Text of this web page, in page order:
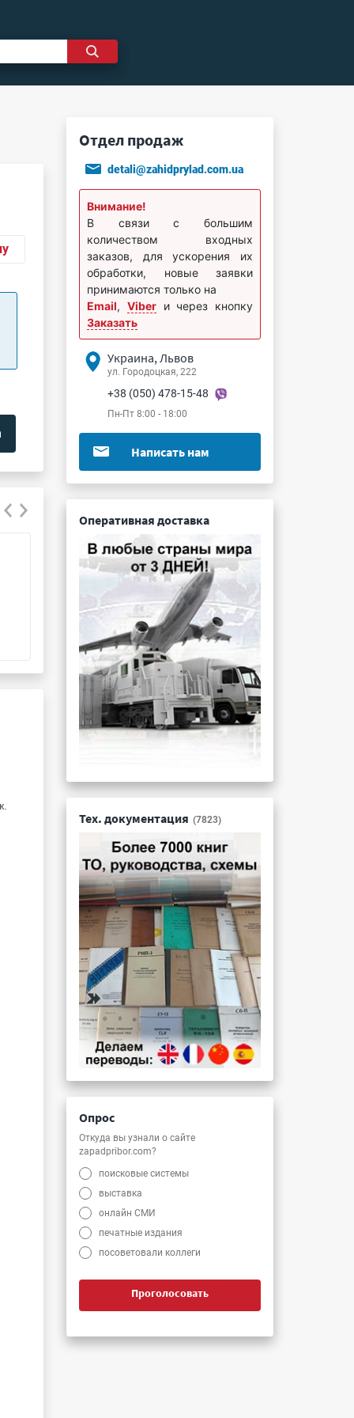
83194001
Подробнее ...
Отдел продаж
detali@zahidprylad.com.ua
Внимание!
В связи с большим
количеством входных
заказов, для ускорения их
обработки, новые заявки
принимаются только на
Email, Viberи через кнопку
Заказать
Украина, Львов
ул. Городоцкая, 222
+38 (050) 478-15-48
Пн-Пт 8:00 - 18:00
Написать нам
Оперативная доставка
Тех. документация (7823)
Опрос
Откуда вы узнали о сайте
zapadpribor.com?
поисковые системы
выставка
онлайн СМИ
печатные издания
посоветовали коллеги
Проголосовать